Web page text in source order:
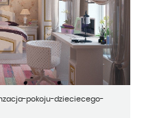
pokoju-dzieciecego-